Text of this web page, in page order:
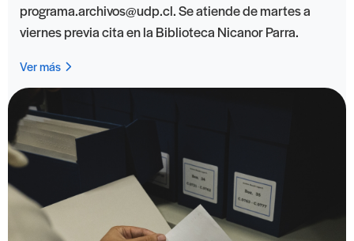
programa.archivos@udp.cl. Se atiende de martes a
viernes previa cita en la Biblioteca Nicanor Parra.
Ver más